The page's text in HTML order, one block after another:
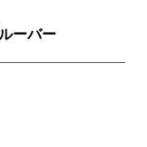
ルーバー